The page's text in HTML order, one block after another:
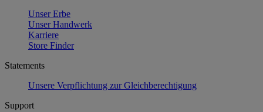
Unser Erbe
Unser Handwerk
Karriere
Store Finder
Statements
Unsere Verpflichtung zur Gleichberechtigung
Support